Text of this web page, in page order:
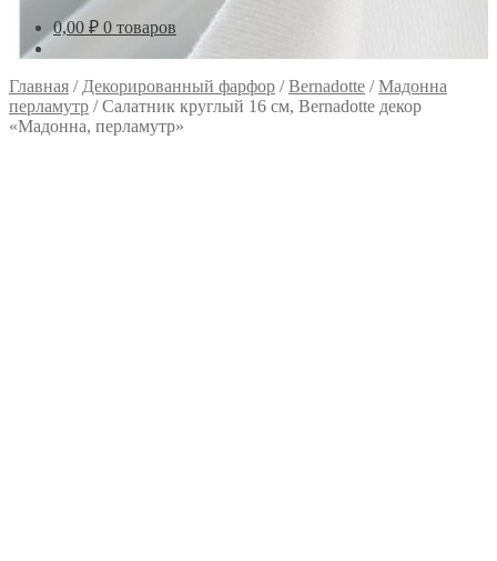
0,00 ₽ 0 товаров
Главная / Декорированный фарфор /Bernadotte /Мадонна
перламутр /Салатник круглый 16 см, Bernadotte декор
«Мадонна, перламутр»